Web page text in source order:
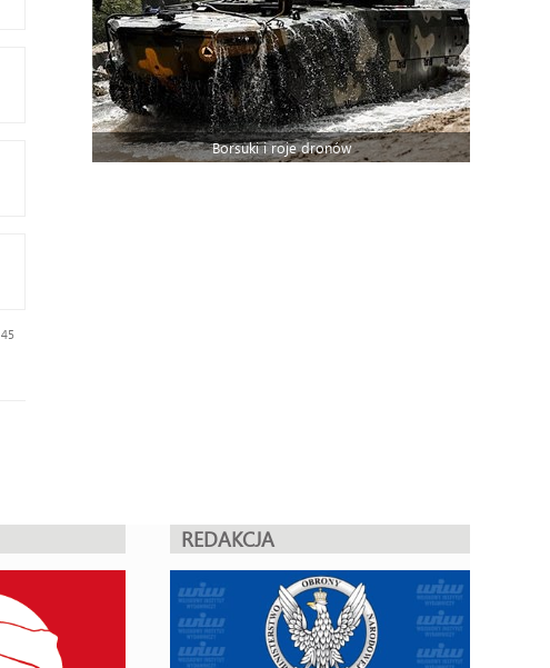
45
Borsuki i roje dronów
REDAKCJA